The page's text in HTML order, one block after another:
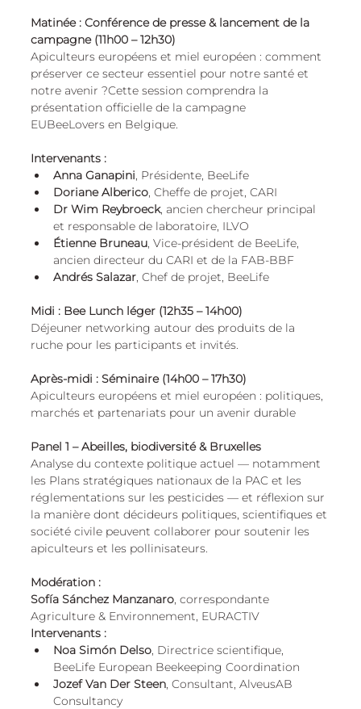
Matinée : Conférence de presse & lancement de la
campagne (11h00 – 12h30)
Apiculteurs européens et miel européen : comment
préserver ce secteur essentiel pour notre santé et
notre avenir ?Cette session comprendra la
présentation officielle de la campagne
EUBeeLovers en Belgique.
Intervenants :
Anna Ganapini , Présidente, BeeLife
Doriane Alberico , Cheffe de projet, CARI
Dr Wim Reybroeck, ancien chercheur principal
et responsable de laboratoire, ILVO
Étienne Bruneau , Vice-président de BeeLife,
ancien directeur du CARI et de la FAB-BBF
Andrés Salazar , Chef de projet, BeeLife
Midi : Bee Lunch léger (12h35 – 14h00)
Déjeuner networking autour des produits de la
ruche pour les participants et invités.
Après-midi : Séminaire (14h00 – 17h30)
Apiculteurs européens et miel européen : politiques,
marchés et partenariats pour un avenir durable
Panel 1 – Abeilles, biodiversité & Bruxelles
Analyse du contexte politique actuel — notamment
les Plans stratégiques nationaux de la PAC et les
réglementations sur les pesticides — et réflexion sur
la manière dont décideurs politiques, scientifiques et
société civile peuvent collaborer pour soutenir les
apiculteurs et les pollinisateurs.
Modération :
Sofía Sánchez Manzanaro , correspondante
Agriculture & Environnement, EURACTIV
Intervenants :
Noa Simón Delso , Directrice scientifique,
BeeLife European Beekeeping Coordination
Jozef Van Der Steen , Consultant, AlveusAB
Consultancy